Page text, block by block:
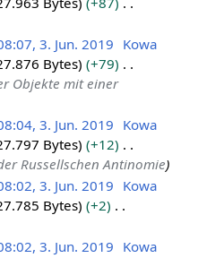
3. Jun. 2019
Kowa
Bytes
+79
Objekte mit einer
3. Jun. 2019
Kowa
Bytes
+12
Russellschen Antinomie
3. Jun. 2019
Kowa
Bytes
+2
3. Jun. 2019
Kowa